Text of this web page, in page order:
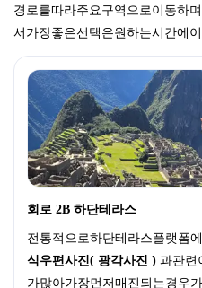
경로를따라주요구역으로이동하
서가장좋은선택은원하는시간에
회로 2B 하단테라스
전통적으로하단테라스플랫폼
식우편사진( 광각사진 ) 과관련
가많아가장먼저매진되는경우